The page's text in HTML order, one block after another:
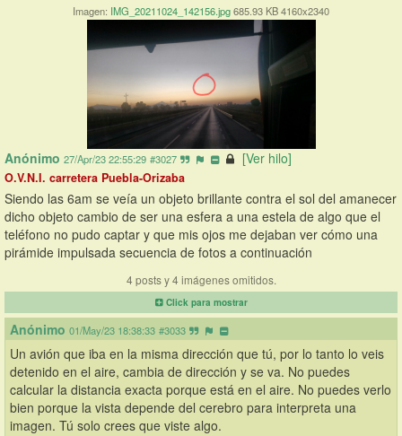
Imagen: IMG_20211024_142156.jpg685.93 KB 4160x2340
Anónimo 27/Apr/23 22:55:29 #3027 [Ver hilo]
O.V.N.I. carretera Puebla-Orizaba
Siendo las 6am se veía un objeto brillante contra el sol del amanecer
dicho objeto cambio de ser una esfera a una estela de algo que el
teléfono no pudo captar y que mis ojos me dejaban ver cómo una
pirámide impulsada secuencia de fotos a continuación
4 posts y 4 imágenes omitidos.
Click para mostrar
Anónimo 01/May/23 18:38:33 #3033
Un avión que iba en la misma dirección que tú, por lo tanto lo veis
detenido en el aire, cambia de dirección y se va. No puedes
calcular la distancia exacta porque está en el aire. No puedes verlo
bien porque la vista depende del cerebro para interpreta una
imagen. Tú solo crees que viste algo.